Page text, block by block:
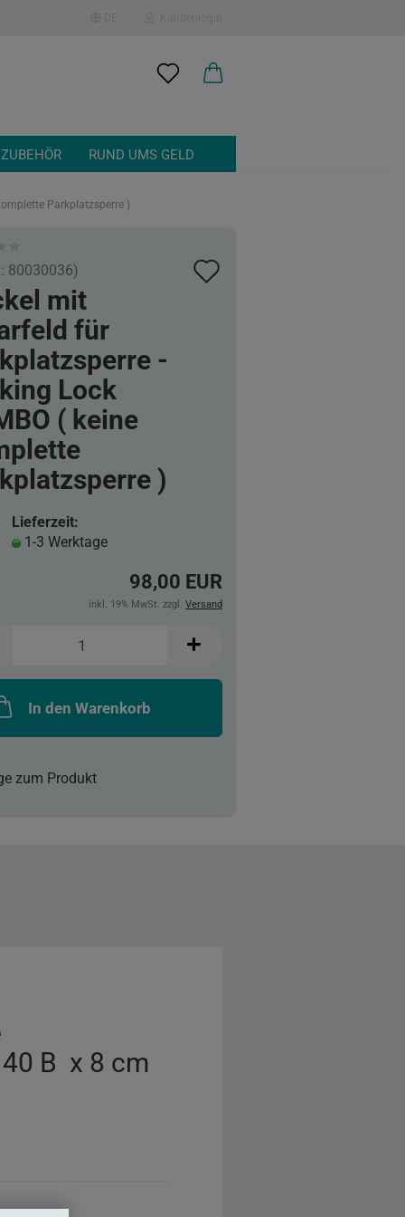
vergessen?
RUND UMS GELD
Parkplatzsperre )
80030036)
mit
für
-
Lock
( keine
)
Lieferzeit:
1-3 Werktage
98,00 EUR
inkl. 19% MwSt. zzgl. Versand
In den Warenkorb
zum Produkt
B x 8 cm